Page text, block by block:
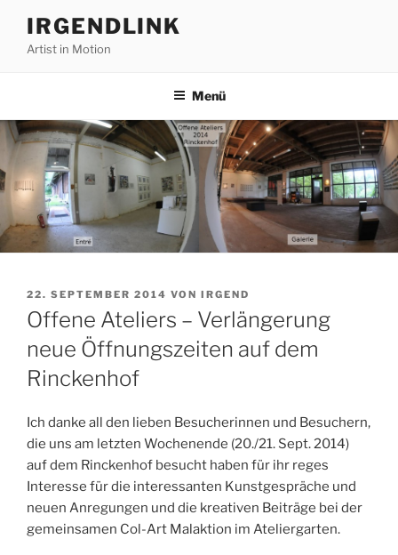
Inhalt
springen
IRGENDLINK
Artist in Motion
Menü
VERÖFFENTLICHT
AM
22. SEPTEMBER 2014 VON IRGEND
Offene Ateliers – Verlängerung
neue Öffnungszeiten auf dem
Rinckenhof
Ich danke all den lieben Besucherinnen und Besuchern,
die uns am letzten Wochenende (20./21. Sept. 2014)
auf dem Rinckenhof besucht haben für ihr reges
Interesse für die interessanten Kunstgespräche und
neuen Anregungen und die kreativen Beiträge bei der
gemeinsamen Col-Art Malaktion im Ateliergarten.